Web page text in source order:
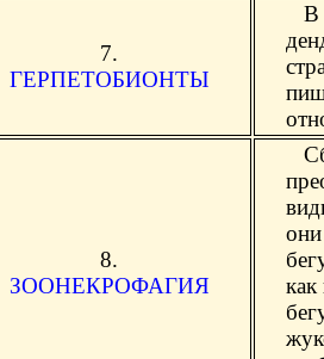
7.
ГЕРПЕТОБИОНТЫ
В
8.
ЗООНЕКРОФАГИЯ